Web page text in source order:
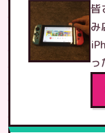
皆
み